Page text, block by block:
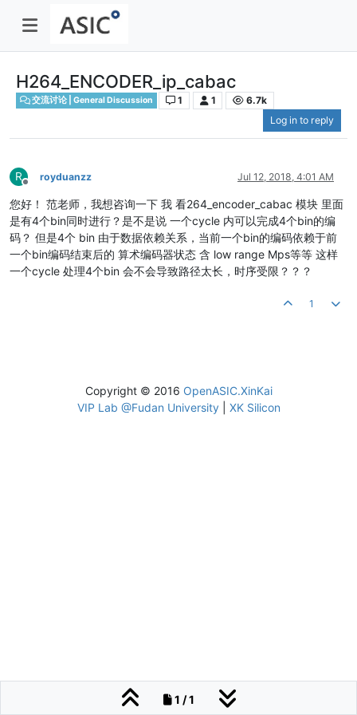
H264_ENCODER_ip_cabac
交流讨论 | General Discussion 1 1
6.7k
Log in to reply
R
Offline
royduanzz Jul 12, 2018, 4:01 AM
您好！ 范老师，我想咨询一下 我 看264_encoder_cabac 模块 里面
是有4个bin同时进行？是不是说 一个cycle 内可以完成4个bin的编
码？ 但是4个 bin 由于数据依赖关系，当前一个bin的编码依赖于前
一个bin编码结束后的 算术编码器状态 含 low range Mps等等 这样
一个cycle 处理4个bin 会不会导致路径太长，时序受限？？？
1
1 / 1
Copyright © 2016 OpenASIC.XinKai
VIP Lab @Fudan University| XK Silicon